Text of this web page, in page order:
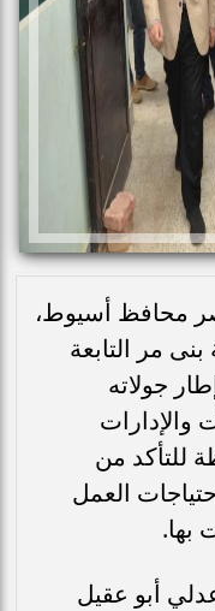
محافظ أسيوط،
بنى مر التابعة
جولاته
والإدارات
للتأكد من
العمل
بها.
أبو عقيل